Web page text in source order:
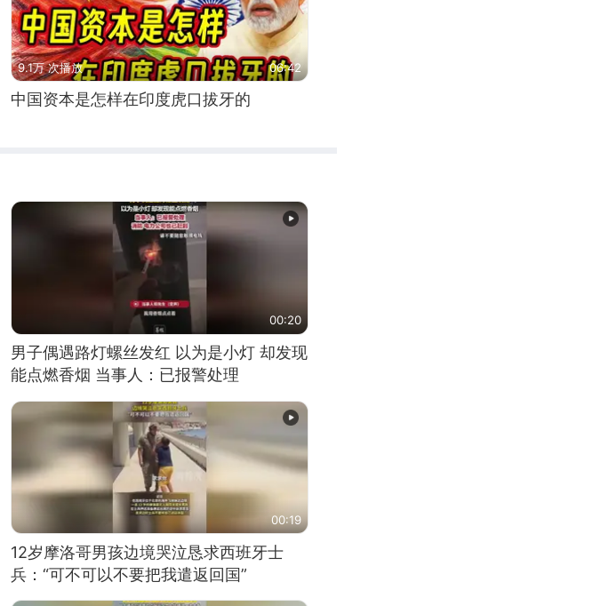
9.1万 次播放 06:42
中国资本是怎样在印度虎口拔牙的
00:20
男子偶遇路灯螺丝发红 以为是小灯 却发现
能点燃香烟 当事人：已报警处理
00:19
12岁摩洛哥男孩边境哭泣恳求西班牙士
兵：“可不可以不要把我遣返回国”